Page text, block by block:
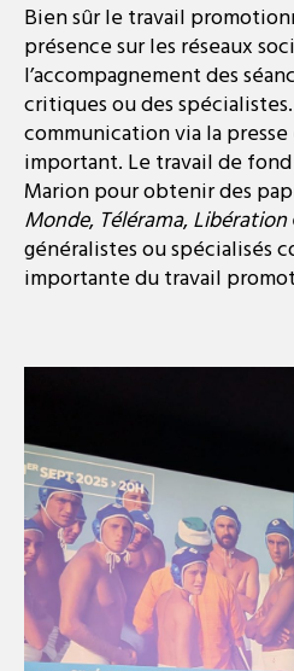
Bien sûr le travail
présence sur les réseaux
l’accompagnement des
critiques ou des
communication via la
important. Le travail de
Marion pour obtenir des
Monde, Télérama,Libération
généralistes ou spécialisés
importante du travail